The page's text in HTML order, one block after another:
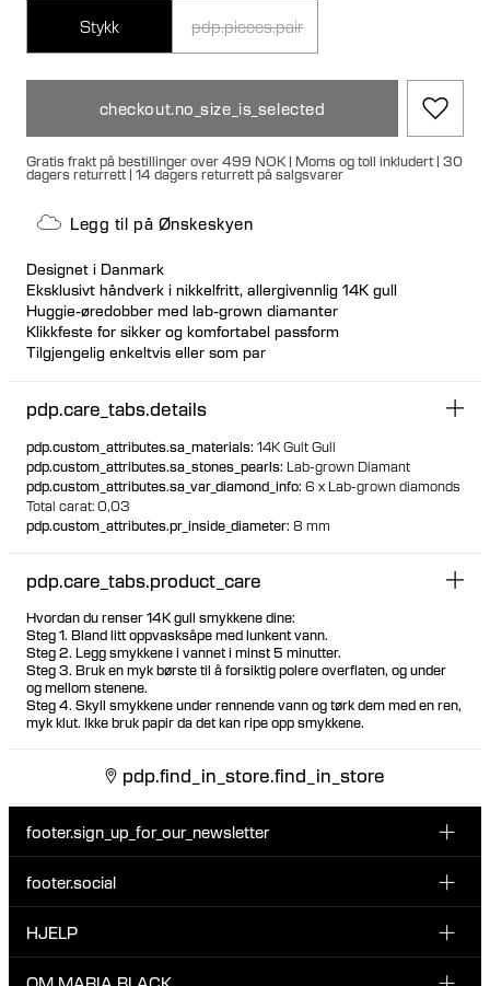
Stykk pdp.pieces.pair
checkout.no_size_is_selected
Gratis frakt på bestillinger over 499 NOK | Moms og toll inkludert | 30
dagers returrett | 14 dagers returrett på salgsvarer
Legg til på Ønskeskyen
Designet i Danmark
Eksklusivt håndverk i nikkelfritt, allergivennlig 14K gull
Huggie-øredobber med lab-grown diamanter
Klikkfeste for sikker og komfortabel passform
Tilgjengelig enkeltvis eller som par
pdp.care_tabs.details
pdp.custom_attributes.sa_materials: 14K Gult Gull
pdp.custom_attributes.sa_stones_pearls: Lab-grown Diamant
pdp.custom_attributes.sa_var_diamond_info: 6 x Lab-grown diamonds
Total carat: 0,03
pdp.custom_attributes.pr_inside_diameter: 8 mm
pdp.care_tabs.product_care
Hvordan du renser 14K gull smykkene dine:
Steg 1. Bland litt oppvasksåpe med lunkent vann.
Steg 2. Legg smykkene i vannet i minst 5 minutter.
Steg 3. Bruk en myk børste til å forsiktig polere overflaten, og under
og mellom stenene.
Steg 4. Skyll smykkene under rennende vann og tørk dem med en ren,
myk klut. Ikke bruk papir da det kan ripe opp smykkene.
pdp.find_in_store.find_in_store
footer.sign_up_for_our_newsletter
Registrer deg for vårt nyhetsbrev og bli den første som blir
footer.social
INSTAGRAM
HJELP
KUNDESERVICE & KONTAKT